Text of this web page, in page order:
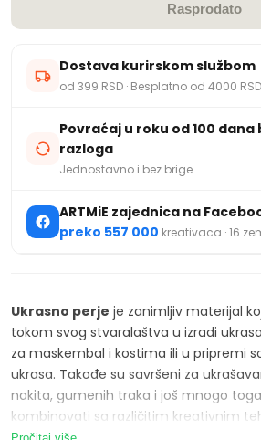
Rasprodato
Dostava kurirskom službom
od 399 RSD · Besplatno od 4000 RSD
Povraćaj u roku od 100
razloga
Jednostavno i bez brige
ARTMiE zajednica na
preko 557 000 kreativaca · 16
Ukrasno perje je zanimljiv materijal
tokom svog stvaralaštva u izradi
za maskembal i kostima ili u pripremi
ukrasa. Takođe su savršeni za
nakita, gumenih traka i još mnogo
kombinovati sa različitim kreativnim